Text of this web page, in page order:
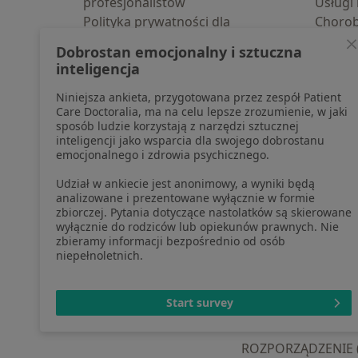
Polityka prywatności dla
pozyskaliśmy samodzielnie
Polityka cookies
Jak działają wyniki wyszukiwania
Dostępność
O nas
Praca Rekrutujemy!
Partnerzy
Centrum prasowe
Kontakt
Pomoc
Blog
otwiera się w
otwiera
Dobrostan emocjonalny i sztuczna
inteligencja
Niniejsza ankieta, przygotowana przez zespół Patient
Care Doctoralia, ma na celu lepsze zrozumienie, w jaki
sposób ludzie korzystają z narzędzi sztucznej
inteligencji jako wsparcia dla swojego dobrostanu
emocjonalnego i zdrowia psychicznego.
Udział w ankiecie jest anonimowy, a wyniki będą
analizowane i prezentowane wyłącznie w formie
zbiorczej. Pytania dotyczące nastolatków są skierowane
wyłącznie do rodziców lub opiekunów prawnych. Nie
zbieramy informacji bezpośrednio od osób
niepełnoletnich.
Start survey